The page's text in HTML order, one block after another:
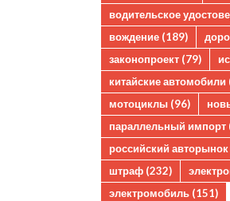
водительское
вождение (189)
законопроект (79)
китайские автомобили
мотоциклы (96)
параллельный импорт
российский авторынок
штраф (232)
электромобиль (151)